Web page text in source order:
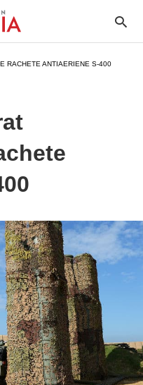
RACHETE ANTIAERIENE S-400